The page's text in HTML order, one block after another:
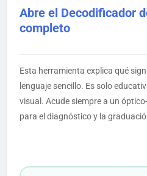
Abre el Decodificador
completo
Esta herramienta explica qué
lenguaje sencillo. Es solo
visual. Acude siempre a un
para el diagnóstico y la